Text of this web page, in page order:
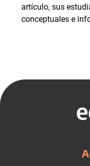
artículo, sus
conceptuales e